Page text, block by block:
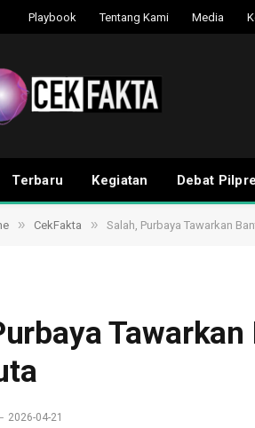
Playbook Tentang Kami Media
Terbaru Kegiatan Debat
» CekFakta » Salah, Purbaya Tawarkan
2026-04-21